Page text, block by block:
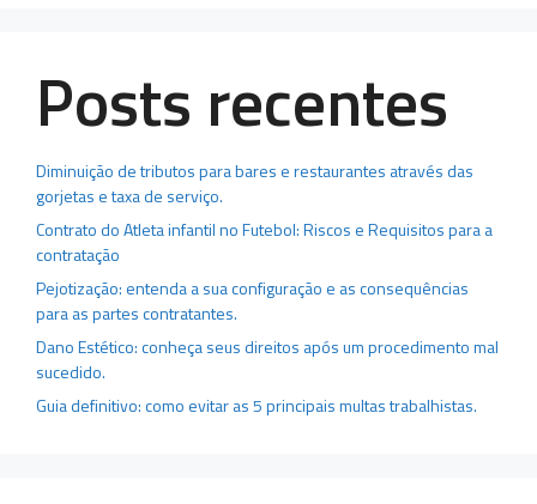
Posts recentes
Diminuição de tributos para bares e restaurantes através das
gorjetas e taxa de serviço.
Contrato do Atleta infantil no Futebol: Riscos e Requisitos para a
contratação
Pejotização: entenda a sua configuração e as consequências
para as partes contratantes.
Dano Estético: conheça seus direitos após um procedimento mal
sucedido.
Guia definitivo: como evitar as 5 principais multas trabalhistas.